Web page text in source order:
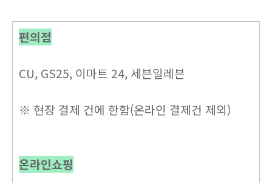
편의점
CU, GS25, 이마트 24, 세븐일레븐
※ 현장 결제 건에 한함(온라인 결제건 제외)
온라인쇼핑